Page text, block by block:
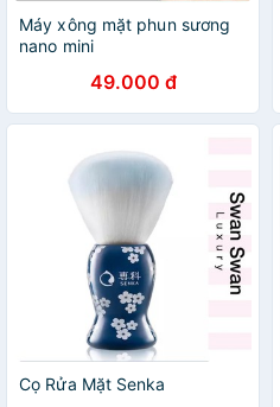
Máy xông mặt phun sương
nano mini
49.000 đ
Cọ Rửa Mặt Senka